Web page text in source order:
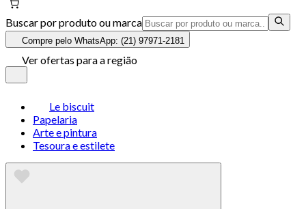
Buscar por produto ou marca
Compre pelo WhatsApp: (21) 97971-2181
Ver ofertas para a região
Le biscuit
Papelaria
Arte e pintura
Tesoura e estilete